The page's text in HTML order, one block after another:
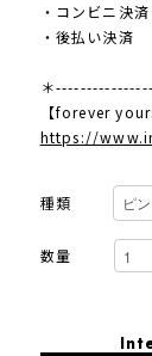
・コンビニ決
・後払い決済
＊
【forever
https://
種類
数量